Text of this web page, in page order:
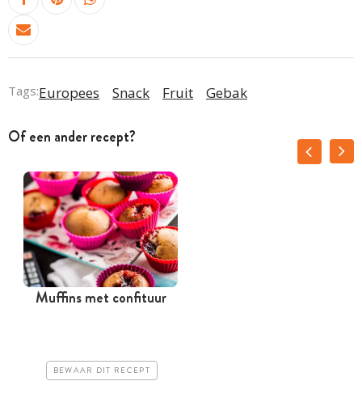
Tags:Europees Snack Fruit Gebak
Of een ander recept?
Muffins met confituur
BEWAAR DIT RECEPT